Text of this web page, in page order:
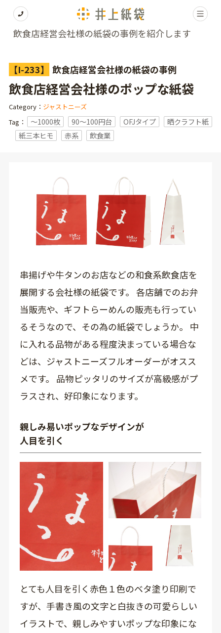
飲食店経営会社様の紙袋の事例を紹介します
【I-233】 飲食店経営会社様の紙袋の事例
飲食店経営会社様のポップな紙袋
Category： ジャストニーズ
Tag：
〜1000枚 90～100円台 OFJタイプ
晒クラフト紙
紙三本ヒモ
赤系 飲食業
串揚げや牛タンのお店などの和食系飲食店を
展開する会社様の紙袋です。 各店舗でのお弁
当販売や、ギフトらーめんの販売も行ってい
るそうなので、その為の紙袋でしょうか。 中
に入れる品物がある程度決まっている場合な
どは、ジャストニーズフルオーダーがオスス
メです。 品物ピッタリのサイズが高級感がプ
ラスされ、好印象になります。
親しみ易いポップなデザインが
人目を引く
とても人目を引く赤色１色のベタ塗り印刷で
すが、手書き風の文字と白抜きの可愛らしい
イラストで、親しみやすいポップな印象にな